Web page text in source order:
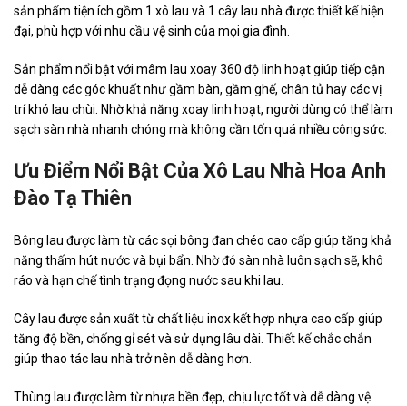
sản phẩm tiện ích gồm 1 xô lau và 1 cây lau nhà được thiết kế hiện
đại, phù hợp với nhu cầu vệ sinh của mọi gia đình.
Sản phẩm nổi bật với mâm lau xoay 360 độ linh hoạt giúp tiếp cận
dễ dàng các góc khuất như gầm bàn, gầm ghế, chân tủ hay các vị
trí khó lau chùi. Nhờ khả năng xoay linh hoạt, người dùng có thể làm
sạch sàn nhà nhanh chóng mà không cần tốn quá nhiều công sức.
Ưu Điểm Nổi Bật Của Xô Lau Nhà Hoa Anh
Đào Tạ Thiên
Bông lau được làm từ các sợi bông đan chéo cao cấp giúp tăng khả
năng thấm hút nước và bụi bẩn. Nhờ đó sàn nhà luôn sạch sẽ, khô
ráo và hạn chế tình trạng đọng nước sau khi lau.
Cây lau được sản xuất từ chất liệu inox kết hợp nhựa cao cấp giúp
tăng độ bền, chống gỉ sét và sử dụng lâu dài. Thiết kế chắc chắn
giúp thao tác lau nhà trở nên dễ dàng hơn.
Thùng lau được làm từ nhựa bền đẹp, chịu lực tốt và dễ dàng vệ